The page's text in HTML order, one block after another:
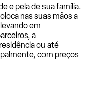
e pela de sua família.
nas suas mãos a
em
a
ou até
com preços